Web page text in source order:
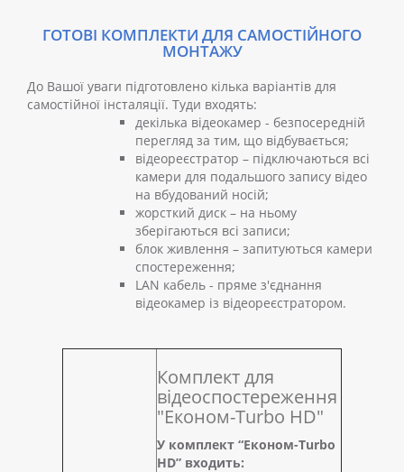
ГОТОВІ КОМПЛЕКТИ ДЛЯ САМОСТІЙНОГО
МОНТАЖУ
До Вашої уваги підготовлено кілька варіантів для
самостійної інсталяції. Туди входять:
декілька відеокамер - безпосередній
перегляд за тим, що відбувається;
відеореєстратор – підключаються всі
камери для подальшого запису відео
на вбудований носій;
жорсткий диск – на ньому
зберігаються всі записи;
блок живлення – запитуються камери
спостереження;
LAN кабель - пряме з'єднання
відеокамер із відеореєстратором.
Комплект для
відеоспостереження
"Економ-Turbo HD"
У комплект “Економ-Turbo
HD” входить: